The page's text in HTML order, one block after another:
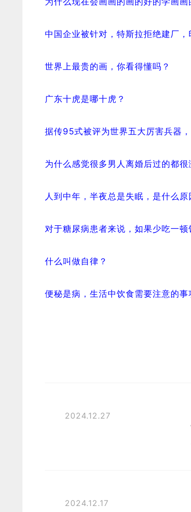
中国企业被针对，特斯拉拒绝建厂
世界上最贵的画，你看得懂吗？
广东十虎是哪十虎？
据传95式被评为世界五大厉害兵器
为什么感觉很多男人离婚后过的都
人到中年，半夜总是失眠，是什么
对于糖尿病患者来说，如果少吃一
什么叫做自律？
便秘是病，生活中饮食需要注意的事
2024.12.27
2024.12.17